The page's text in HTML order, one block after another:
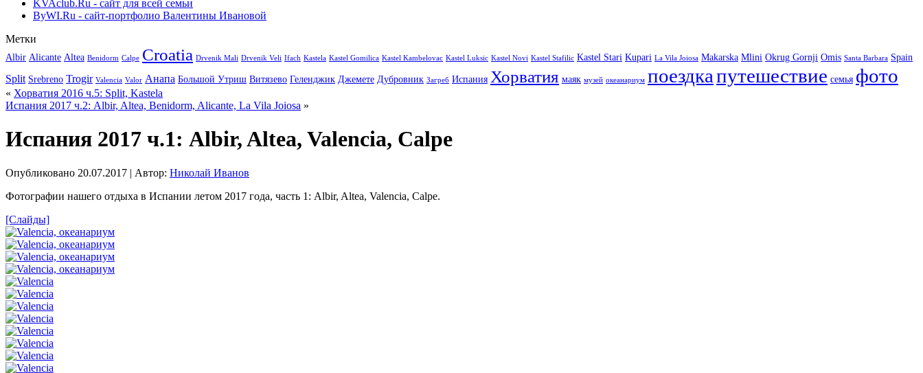
KVAclub.Ru - сайт для всей семьи
ByWI.Ru - сайт-портфолио Валентины Ивановой
Метки
Albir Alicante Altea Benidorm Calpe Croatia Drvenik Mali Drvenik Veli Ifach Kastela Kastel Gomilica Kastel Kambelovac Kastel Luksic Kastel Novi Kastel Stafilic Kastel Stari Kupari La Vila Joiosa Makarska Mlini Okrug Gornji Omis Santa Barbara Spain
Split Srebreno Trogir Valencia Valor Анапа Большой Утриш Витязево Геленджик Джемете Дубровник Загреб Испания Хорватия маяк музей океанариум поездкапутешествие семья фото
« Хорватия 2016 ч.5: Split, Kastela
Испания 2017 ч.2: Albir, Altea, Benidorm, Alicante, La Vila Joiosa »
Испания 2017 ч.1: Albir, Altea, Valencia, Calpe
Опубликовано 20.07.2017 | Автор: Николай Иванов
Фотографии нашего отдыха в Испании летом 2017 года, часть 1: Albir, Altea, Valencia, Calpe.
[Слайды]